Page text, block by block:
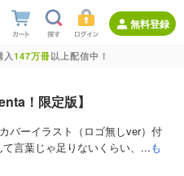
無料登録
入147万冊以上配信中！
！限定版】
バーイラスト（ロゴ無しver）付
言葉じゃ足りないくらい、...も